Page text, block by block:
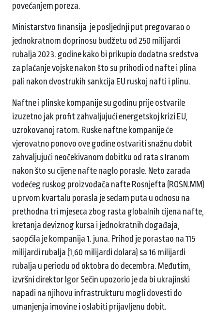
povećanjem poreza.
Ministarstvo finansija je posljednji put pregovarao o
jednokratnom doprinosu budžetu od 250 milijardi
rubalja 2023. godine kako bi prikupio dodatna sredstva
za plaćanje vojske nakon što su prihodi od nafte i plina
pali nakon dvostrukih sankcija EU ruskoj nafti i plinu.
Naftne i plinske kompanije su godinu prije ostvarile
izuzetno jak profit zahvaljujući energetskoj krizi EU,
uzrokovanoj ratom. Ruske naftne kompanije će
vjerovatno ponovo ove godine ostvariti snažnu dobit
zahvaljujući neočekivanom dobitku od rata s Iranom
nakon što su cijene nafte naglo porasle. Neto zarada
vodećeg ruskog proizvođača nafte Rosnjefta (ROSN.MM)
u prvom kvartalu porasla je sedam puta u odnosu na
prethodna tri mjeseca zbog rasta globalnih cijena nafte,
kretanja deviznog kursa i jednokratnih događaja,
saopćila je kompanija 1. juna. Prihod je porastao na 115
milijardi rubalja (1,60 milijardi dolara) sa 16 milijardi
rubalja u periodu od oktobra do decembra. Međutim,
izvršni direktor Igor Sečin upozorio je da bi ukrajinski
napadi na njihovu infrastrukturu mogli dovesti do
umanjenja imovine i oslabiti prijavljenu dobit.